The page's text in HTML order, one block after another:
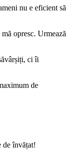
nu e eficient să
opresc. Urmează
ci îi
de
de învățat!